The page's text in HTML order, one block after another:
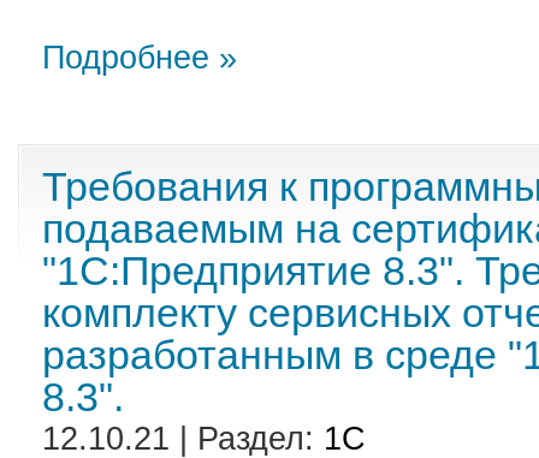
Подробнее »
Требования к
подаваемым на
"1С:Предприятие 8.3".
комплекту сервисных
разработанным в среде
8.3".
12.10.21 | Раздел: 1С